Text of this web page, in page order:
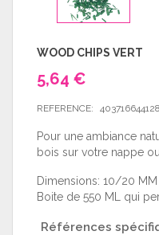
WOOD CHIPS VERT
5,64 €
REFERENCE:
Pour une ambiance
bois sur votre nappe
Dimensions: 10/20 MM
Boite de 550 ML qui
Références